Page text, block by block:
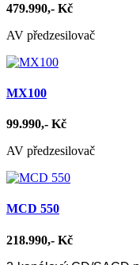
479.990,- Kč
AV předzesilovač
MX100
99.990,- Kč
AV předzesilovač
MCD 550
218.990,- Kč